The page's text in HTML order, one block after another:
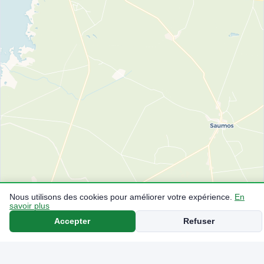
Nous utilisons des cookies pour améliorer votre expérience.
En
savoir plus
Accepter Refuser